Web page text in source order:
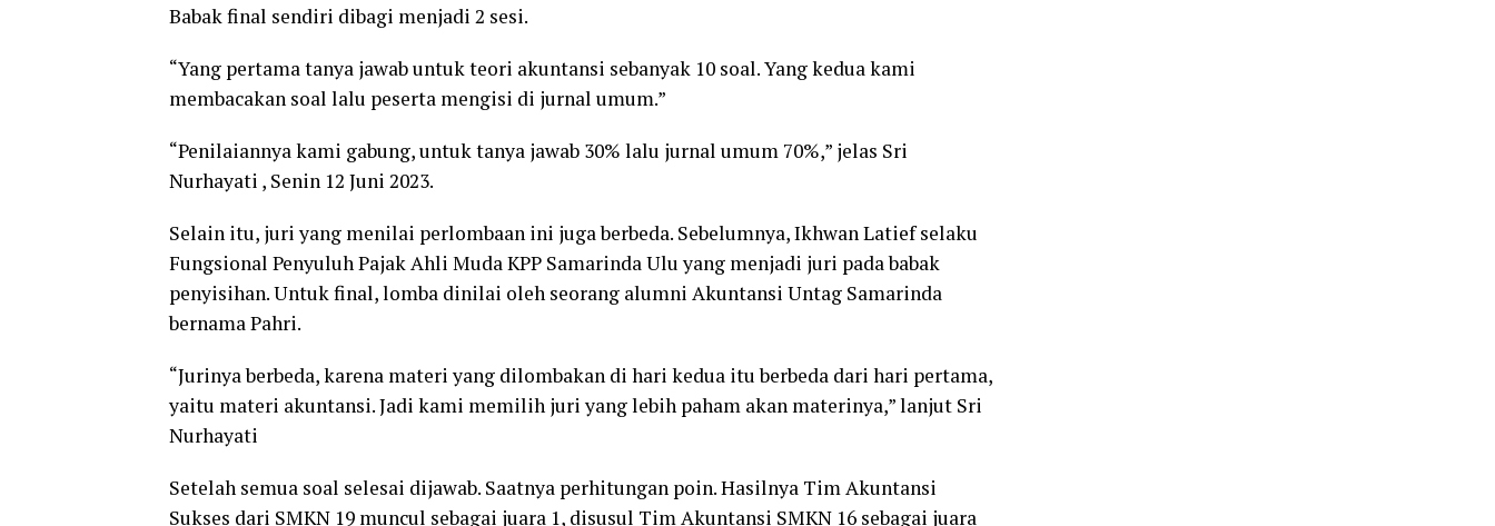
Babak final sendiri dibagi menjadi 2 sesi.
“Yang pertama tanya jawab untuk teori akuntansi sebanyak 10 soal. Yang kedua kami
membacakan soal lalu peserta mengisi di jurnal umum.”
“Penilaiannya kami gabung, untuk tanya jawab 30% lalu jurnal umum 70%,” jelas Sri
Nurhayati , Senin 12 Juni 2023.
Selain itu, juri yang menilai perlombaan ini juga berbeda. Sebelumnya, Ikhwan Latief selaku
Fungsional Penyuluh Pajak Ahli Muda KPP Samarinda Ulu yang menjadi juri pada babak
penyisihan. Untuk final, lomba dinilai oleh seorang alumni Akuntansi Untag Samarinda
bernama Pahri.
“Jurinya berbeda, karena materi yang dilombakan di hari kedua itu berbeda dari hari pertama,
yaitu materi akuntansi. Jadi kami memilih juri yang lebih paham akan materinya,” lanjut Sri
Nurhayati
Setelah semua soal selesai dijawab. Saatnya perhitungan poin. Hasilnya Tim Akuntansi
Sukses dari SMKN 19 muncul sebagai juara 1, disusul Tim Akuntansi SMKN 16 sebagai juara